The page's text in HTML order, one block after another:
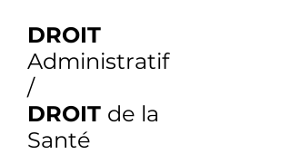
DROIT
Administratif
/
DROIT de la
Santé